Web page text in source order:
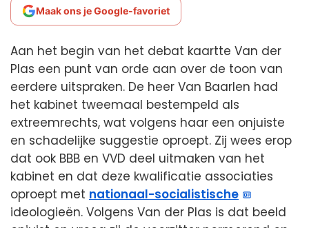
Maak ons je Google-favoriet
Aan het begin van het debat kaartte Van der
Plas een punt van orde aan over de toon van
eerdere uitspraken. De heer Van Baarlen had
het kabinet tweemaal bestempeld als
extreemrechts, wat volgens haar een onjuiste
en schadelijke suggestie oproept. Zij wees erop
dat ook BBB en VVD deel uitmaken van het
kabinet en dat deze kwalificatie associaties
oproept met nationaal-socialistische
ideologieën. Volgens Van der Plas is dat beeld